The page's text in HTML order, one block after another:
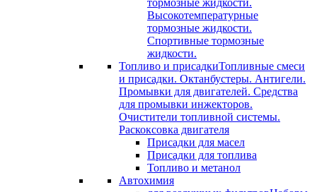
тормозные жидкости.
Высокотемпературные
тормозные жидкости.
Спортивные тормозные
жидкости.
Топливо и присадкиТопливные смеси
и присадки. Октанбустеры. Антигели.
Промывки для двигателей. Средства
для промывки инжекторов.
Очистители топливной системы.
Раскоксовка двигателя
Присадки для масел
Присадки для топлива
Топливо и метанол
Автохимия